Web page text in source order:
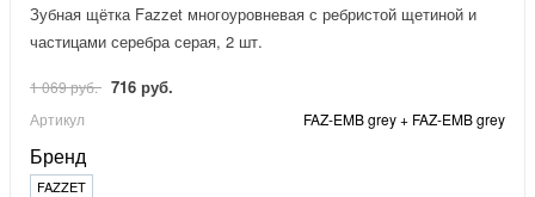
Зубная щётка Fazzet многоуровневая с ребристой щетиной и
частицами серебра серая, 2 шт.
1 069 руб. 716 руб.
Артикул FAZ-EMB grey + FAZ-EMB grey
Бренд
FAZZET